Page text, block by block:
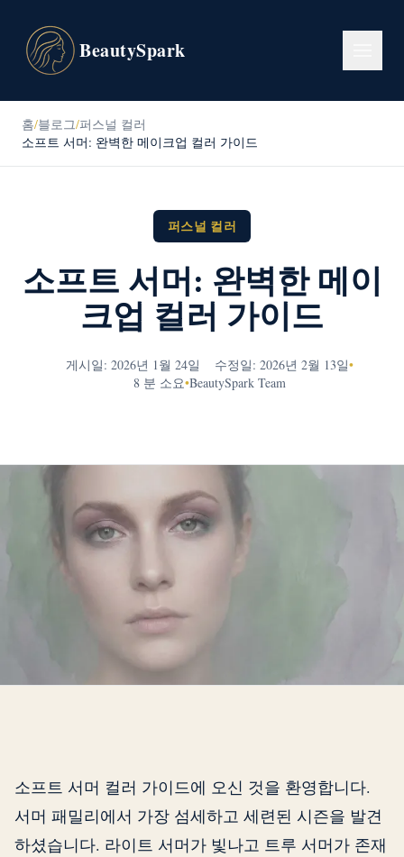
BeautySpark
홈/블로그/퍼스널 컬러
소프트 서머: 완벽한 메이크업 컬러 가이드
퍼스널 컬러
소프트 서머: 완벽한 메이
크업 컬러 가이드
게시일: 2026년 1월 24일 수정일: 2026년 2월 13일•
8 분 소요•BeautySpark Team
소프트 서머 컬러 가이드에 오신 것을 환영합니다.
서머 패밀리에서 가장 섬세하고 세련된 시즌을 발견
하셨습니다. 라이트 서머가 빛나고 트루 서머가 존재